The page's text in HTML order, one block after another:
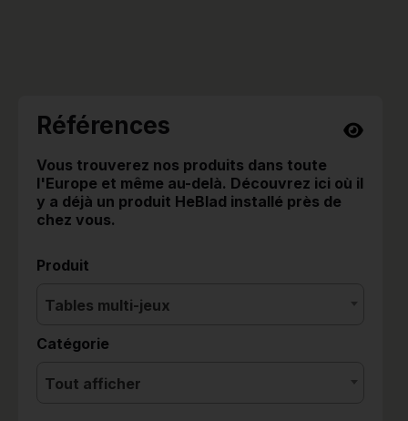
Références
Vous trouverez nos produits dans toute
l'Europe et même au-delà. Découvrez ici où il
y a déjà un produit HeBlad installé près de
chez vous.
Produit
Tables multi-jeux
Catégorie
Tout afficher